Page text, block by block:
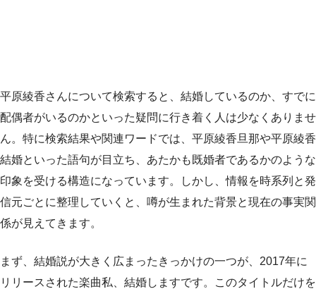
平原綾香さんについて検索すると、結婚しているのか、すでに
配偶者がいるのかといった疑問に行き着く人は少なくありませ
ん。特に検索結果や関連ワードでは、平原綾香旦那や平原綾香
結婚といった語句が目立ち、あたかも既婚者であるかのような
印象を受ける構造になっています。しかし、情報を時系列と発
信元ごとに整理していくと、噂が生まれた背景と現在の事実関
係が見えてきます。
まず、結婚説が大きく広まったきっかけの一つが、2017年に
リリースされた楽曲私、結婚しますです。このタイトルだけを